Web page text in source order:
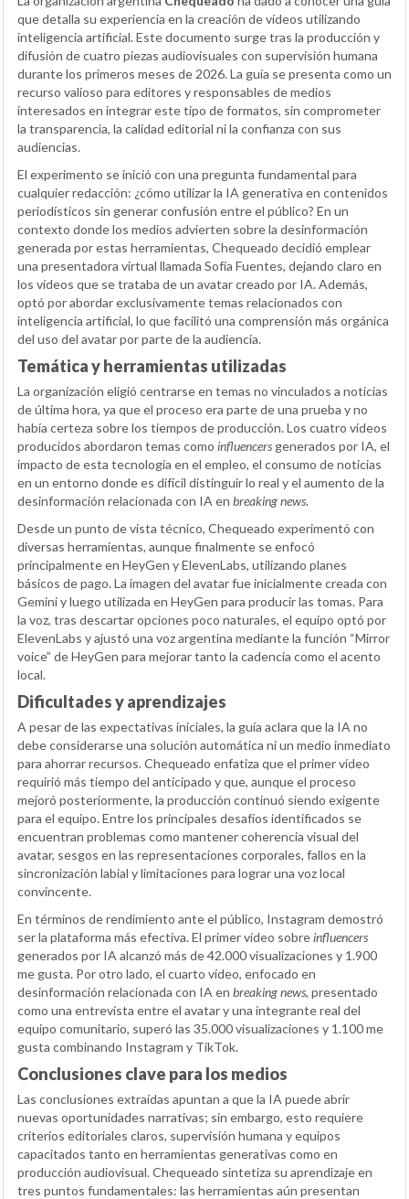
que detalla su experiencia en la creación de vídeos utilizando
inteligencia artificial. Este documento surge tras la producción y
difusión de cuatro piezas audiovisuales con supervisión humana
durante los primeros meses de 2026. La guía se presenta como un
recurso valioso para editores y responsables de medios
interesados en integrar este tipo de formatos, sin comprometer
la transparencia, la calidad editorial ni la confianza con sus
audiencias.
El experimento se inició con una pregunta fundamental para
cualquier redacción: ¿cómo utilizar la IA generativa en contenidos
periodísticos sin generar confusión entre el público? En un
contexto donde los medios advierten sobre la desinformación
generada por estas herramientas, Chequeado decidió emplear
una presentadora virtual llamada Sofía Fuentes, dejando claro en
los vídeos que se trataba de un avatar creado por IA. Además,
optó por abordar exclusivamente temas relacionados con
inteligencia artificial, lo que facilitó una comprensión más orgánica
del uso del avatar por parte de la audiencia.
Temática y herramientas utilizadas
La organización eligió centrarse en temas no vinculados a noticias
de última hora, ya que el proceso era parte de una prueba y no
había certeza sobre los tiempos de producción. Los cuatro vídeos
producidos abordaron temas como influencers generados por IA, el
impacto de esta tecnología en el empleo, el consumo de noticias
en un entorno donde es difícil distinguir lo real y el aumento de la
desinformación relacionada con IA en breaking news.
Desde un punto de vista técnico, Chequeado experimentó con
diversas herramientas, aunque finalmente se enfocó
principalmente en HeyGen y ElevenLabs, utilizando planes
básicos de pago. La imagen del avatar fue inicialmente creada con
Gemini y luego utilizada en HeyGen para producir las tomas. Para
la voz, tras descartar opciones poco naturales, el equipo optó por
ElevenLabs y ajustó una voz argentina mediante la función “Mirror
voice” de HeyGen para mejorar tanto la cadencia como el acento
local.
Dificultades y aprendizajes
A pesar de las expectativas iniciales, la guía aclara que la IA no
debe considerarse una solución automática ni un medio inmediato
para ahorrar recursos. Chequeado enfatiza que el primer vídeo
requirió más tiempo del anticipado y que, aunque el proceso
mejoró posteriormente, la producción continuó siendo exigente
para el equipo. Entre los principales desafíos identificados se
encuentran problemas como mantener coherencia visual del
avatar, sesgos en las representaciones corporales, fallos en la
sincronización labial y limitaciones para lograr una voz local
convincente.
En términos de rendimiento ante el público, Instagram demostró
ser la plataforma más efectiva. El primer vídeo sobreinfluencers
generados por IA alcanzó más de 42.000 visualizaciones y 1.900
me gusta. Por otro lado, el cuarto vídeo, enfocado en
desinformación relacionada con IA en breaking news, presentado
como una entrevista entre el avatar y una integrante real del
equipo comunitario, superó las 35.000 visualizaciones y 1.100 me
gusta combinando Instagram y TikTok.
Conclusiones clave para los medios
Las conclusiones extraídas apuntan a que la IA puede abrir
nuevas oportunidades narrativas; sin embargo, esto requiere
criterios editoriales claros, supervisión humana y equipos
capacitados tanto en herramientas generativas como en
producción audiovisual. Chequeado sintetiza su aprendizaje en
tres puntos fundamentales: las herramientas aún presentan